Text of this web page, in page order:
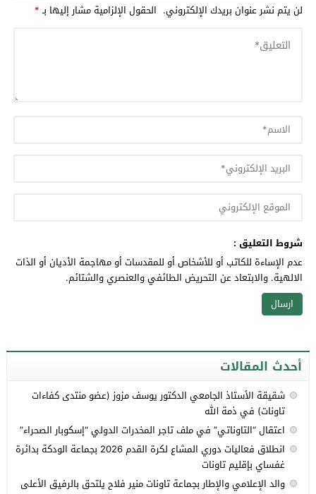
لن يتم نشر عنوان بريدك الإلكتروني. الحقول الإلزامية مشار إليها بـ*
شروط التعليق :
عدم الإساءة للكاتب أو للأشخاص أو للمقدسات أو مهاجمة الأديان أو الذات
الالهية. والابتعاد عن التحريض الطائفي والعنصري والشتائم.
أحدث المقالات
شقيقة الأستاذ الجامعي الدكتور يوسف مزوز (عضو منتدى كفاءات
تاونات) في ذمة الله
اعتقال “التاوناتي” في ملف تاجر المخدرات الدولي “إسكوبار الصحراء”
انطلاق فعاليات دوري المشاع لكرة القدم 2026 بجماعة الودكة بدائرة
غفساي بإقليم تاونات
والد الإعلامي والإطار بجماعة تاونات منير فلاح يلتحق بالرفيق الأعلى